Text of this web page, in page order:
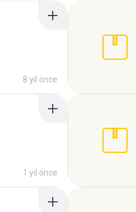
8 yıl önce
1 yıl önce